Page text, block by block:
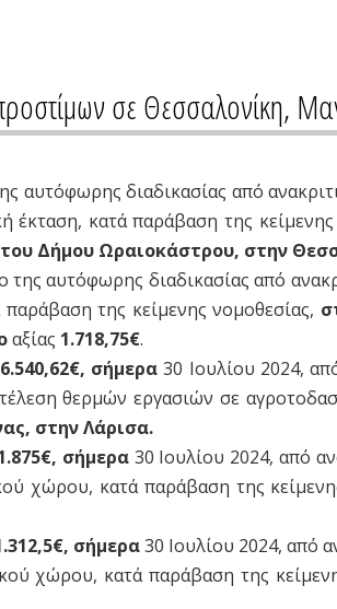
σε Θεσσαλονίκη,
αυτόφωρης διαδικασίας από
κατά παράβαση της κείμενης
Δήμου Ωραιοκάστρου, στην
της αυτόφωρης διαδικασίας από
της κείμενης νομοθεσίας,
αξίας 1.718,75€.
6.540,62€, σήμερα30 Ιουλίου 2024,
θερμών εργασιών σε
στην Λάρισα.
σήμερα 30 Ιουλίου 2024, από
χώρου, κατά παράβαση της
σήμερα30 Ιουλίου 2024, από
χώρου, κατά παράβαση της